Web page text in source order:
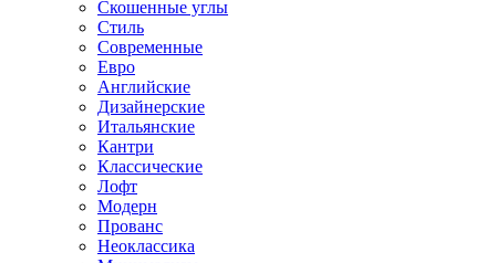
Скошенные углы
Стиль
Современные
Евро
Английские
Дизайнерские
Итальянские
Кантри
Классические
Лофт
Модерн
Прованс
Неоклассика